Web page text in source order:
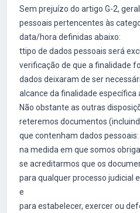
Sem prejuízo do artigo G-2,
pessoais pertencentes às
data/hora definidas abaixo:
ttipo de dados pessoais será
verificação de que a finalidade
dados deixaram de ser
alcance da finalidade específica
Não obstante as outras
reteremos documentos
que contenham dados pessoais:
na medida em que somos
se acreditarmos que os
para qualquer processo judicial
e
para estabelecer, exercer ou